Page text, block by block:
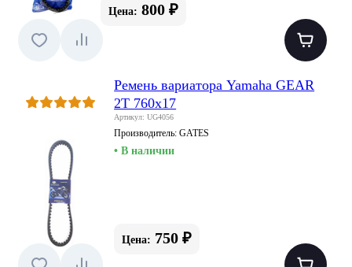
Цена: 800 ₽
Ремень вариатора Yamaha GEAR
2T 760x17
Артикул: UG4056
Производитель:GATES
• В наличии
Цена: 750 ₽